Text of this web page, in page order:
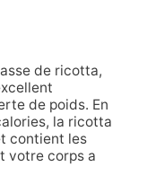
de ricotta,
de poids. En
la ricotta
contient les
votre corps a